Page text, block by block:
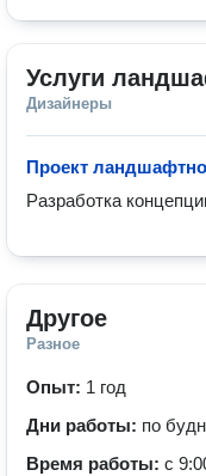
Услуги
Дизайнеры
Проект
Разработка
Другое
Разное
Опыт: 1 год
Дни работы: по
Время работы: с